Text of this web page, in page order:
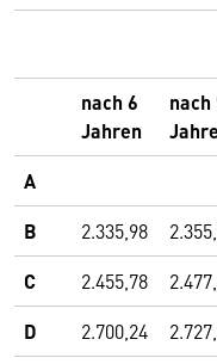
nach 6
Jahren
nach
A
B 2.335,98
C 2.455,78
D 2.700,24